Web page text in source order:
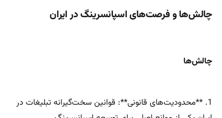
چالش‌ها و فرصت‌های اسپانسرینگ در ایران
چالش‌ها
1. **محدودیت‌های قانونی**: قوانین سخت‌گیرانه تبلیغات در